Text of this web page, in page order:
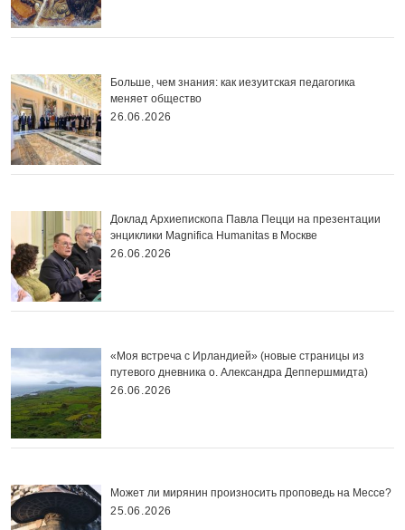
Больше, чем знания: как иезуитская педагогика
меняет общество
26.06.2026
Доклад Архиепископа Павла Пецци на презентации
энциклики Magnifica Нumanitas в Москве
26.06.2026
«Моя встреча с Ирландией» (новые страницы из
путевого дневника о. Александра Деппершмидта)
26.06.2026
Может ли мирянин произносить проповедь на Мессе?
25.06.2026